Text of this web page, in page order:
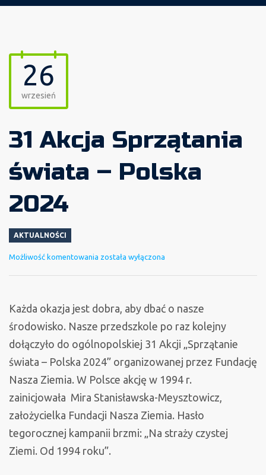
26
wrzesień
31 Akcja Sprzątania
świata – Polska
2024
AKTUALNOŚCI
Możliwość komentowania 31
świata
–
Polska
2024
została wyłączona
Każda okazja jest dobra, aby dbać o nasze
środowisko. Nasze przedszkole po raz kolejny
dołączyło do ogólnopolskiej 31 Akcji „Sprzątanie
świata – Polska 2024” organizowanej przez Fundację
Nasza Ziemia. W Polsce akcję w 1994 r.
zainicjowała Mira Stanisławska-Meysztowicz,
założycielka Fundacji Nasza Ziemia. Hasło
tegorocznej kampanii brzmi: „Na straży czystej
Ziemi. Od 1994 roku”.